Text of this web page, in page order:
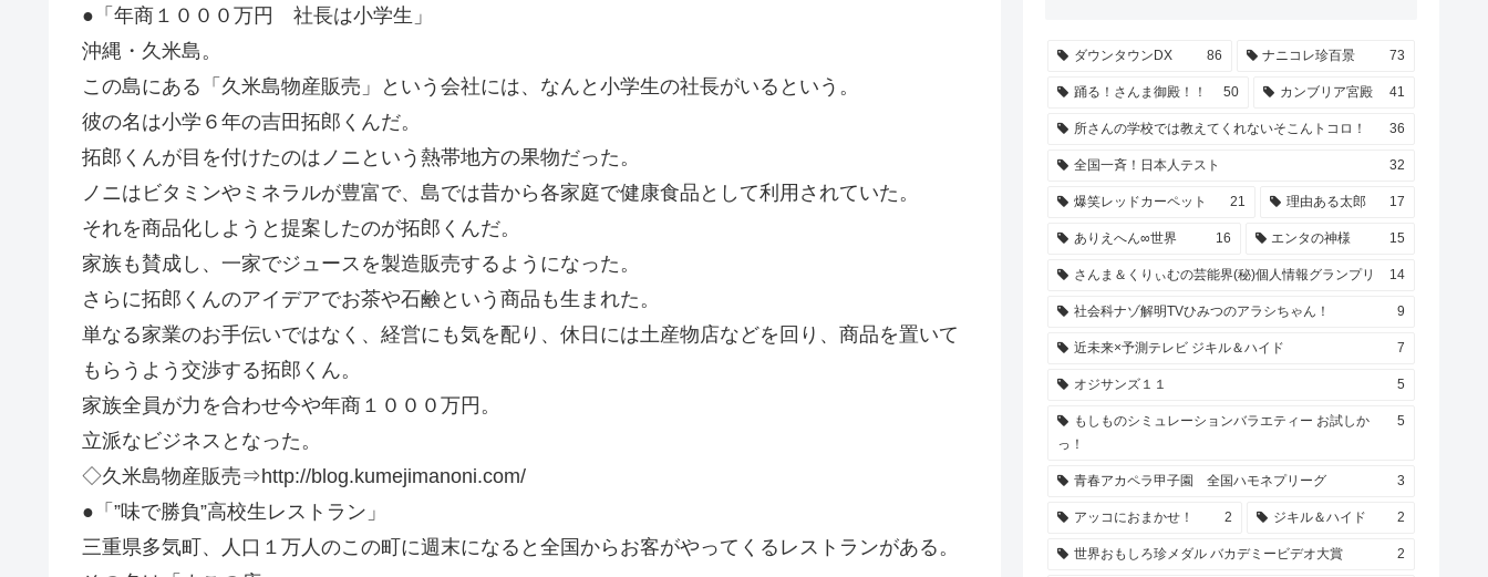
●「年商１０００万円 社長は小学生」
沖縄・久米島。
この島にある「久米島物産販売」という会社には、なんと小学生の社長がいるという。
彼の名は小学６年の吉田拓郎くんだ。
拓郎くんが目を付けたのはノニという熱帯地方の果物だった。
ノニはビタミンやミネラルが豊富で、島では昔から各家庭で健康食品として利用されていた。
それを商品化しようと提案したのが拓郎くんだ。
家族も賛成し、一家でジュースを製造販売するようになった。
さらに拓郎くんのアイデアでお茶や石鹸という商品も生まれた。
単なる家業のお手伝いではなく、経営にも気を配り、休日には土産物店などを回り、商品を置いて
もらうよう交渉する拓郎くん。
家族全員が力を合わせ今や年商１０００万円。
立派なビジネスとなった。
◇久米島物産販売⇒http://blog.kumejimanoni.com/
●「”味で勝負”高校生レストラン」
三重県多気町、人口１万人のこの町に週末になると全国からお客がやってくるレストランがある。
ダウンタウンDX 86 ナニコレ珍百景 73
踊る！さんま御殿！！ 50 カンブリア宮殿 41
所さんの学校では教えてくれないそこんトコロ！ 36
全国一斉！日本人テスト 32
爆笑レッドカーペット 21 理由ある太郎 17
ありえへん∞世界 16 エンタの神様 15
さんま＆くりぃむの芸能界(秘)個人情報グランプリ 14
社会科ナゾ解明TVひみつのアラシちゃん！ 9
近未来×予測テレビ ジキル＆ハイド 7
オジサンズ１１ 5
もしものシミュレーションバラエティー お試しか
っ！
5
青春アカペラ甲子園 全国ハモネプリーグ 3
アッコにおまかせ！ 2 ジキル＆ハイド 2
世界おもしろ珍メダル バカデミービデオ大賞 2